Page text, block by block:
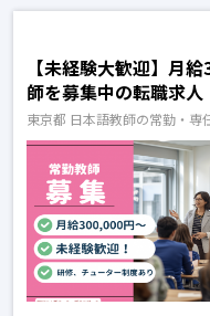
【未経験大歓迎】月
師を募集中の転職求人
東京都 日本語教師の常勤・専